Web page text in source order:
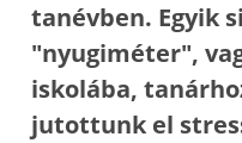
tanévben. Egyik
"nyugiméter",
iskolába,
jutottunk el